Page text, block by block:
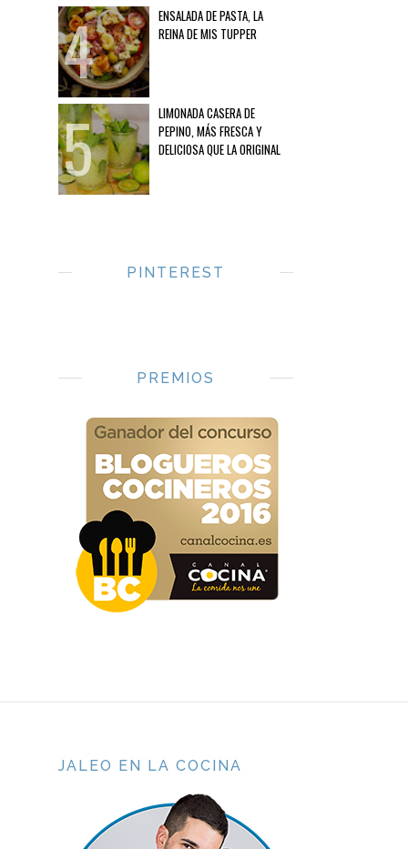
ENSALADA DE PASTA, LA
REINA DE MIS TUPPER
LIMONADA CASERA DE
PEPINO, MÁS FRESCA Y
DELICIOSA QUE LA ORIGINAL
PINTEREST
PREMIOS
JALEO EN LA COCINA